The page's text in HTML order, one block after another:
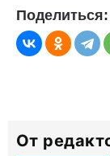
Поделиться:
От